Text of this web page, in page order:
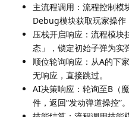
主流程调用：流程控制模
Debug模块获取玩家操作
压栈开启响应：流程模块
态」，锁定初始子弹为实
顺位轮询响应：从A的下
无响应，直接跳过。
AI决策响应：轮询至B（
件，返回“发动弹道操控”。